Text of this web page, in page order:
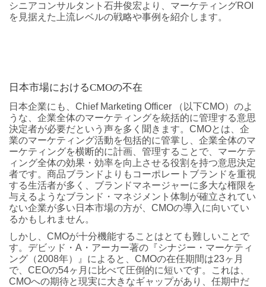
シニアコンサルタント石井俊宏より、マーケティングROI
を見据えた上流レベルの戦略や事例を紹介します。
日本市場におけるCMOの不在
日本企業にも、Chief Marketing Officer （以下CMO）のよ
うな、企業全体のマーケティングを統括的に管理する意思
決定者が必要だという声を多く聞きます。CMOとは、企
業のマーケティング活動を包括的に管掌し、企業全体のマ
ーケティングを横断的に計画、管理することで、マーケテ
ィング全体の効果・効率を向上させる役割を持つ意思決定
者です。商品ブランドよりもコーポレートブランドを重視
する生活者が多く、ブランドマネージャーに多大な権限を
与えるようなブランド・マネジメント体制が確立されてい
ない企業が多い日本市場の方が、CMOの導入に向いてい
るかもしれません。
しかし、CMOが十分機能することはとても難しいことで
す。デビッド・A・アーカー著の『シナジー・マーケティ
ング（2008年）』によると、CMOの在任期間は23ヶ月
で、CEOの54ヶ月に比べて圧倒的に短いです。これは、
CMOへの期待と現実に大きなギャップがあり、任期中だ